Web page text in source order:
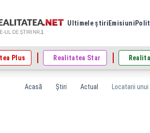
Ultimele știri Emisiuni
Plus Realitatea Star
Acasă Știri Actual Locatarii